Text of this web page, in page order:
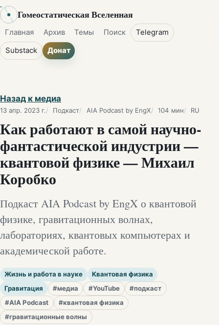
Гомеостатическая Вселенная
Главная Архив Темы Поиск Telegram
Substack Донат
Назад к медиа
13 апр. 2023 г. Подкаст AIA Podcast by EngX 104 мин RU
Как работают в самой научно-
фантастической индустрии —
квантовой физике — Михаил
Коробко
Подкаст AIA Podcast by EngX о квантовой
физике, гравитационных волнах,
лабораториях, квантовых компьютерах и
академической работе.
Жизнь и работа в науке
Квантовая физика
Гравитация
#медиа #YouTube
#подкаст
#AIA Podcast
#квантовая физика
#гравитационные волны